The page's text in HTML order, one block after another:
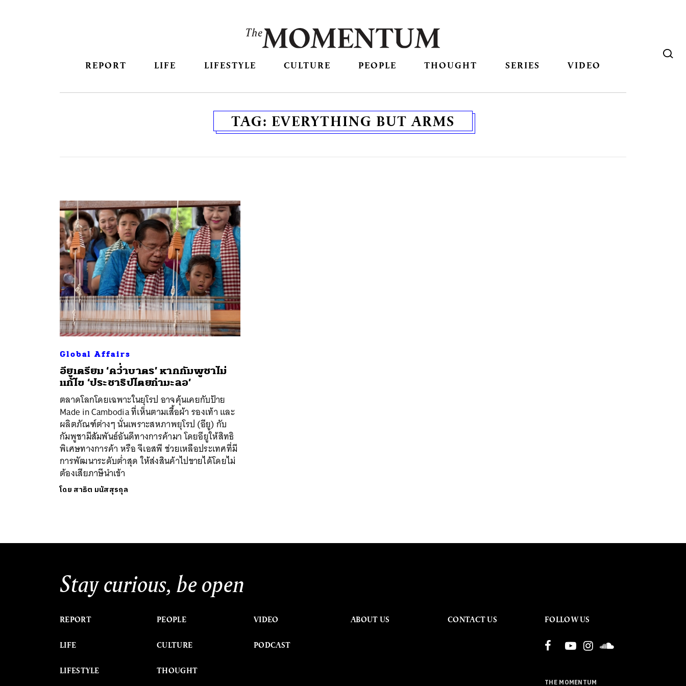
REPORT LIFE LIFESTYLE CULTURE PEOPLE THOUGHT SERIES VIDEO
TAG: EVERYTHING BUT ARMS
Global Affairs
อียูเตรียม ‘คว่ำบาตร’ หากกัมพูชาไม่
แก้ไข ‘ประชาธิปไตยกำมะลอ’
ตลาดโลกโดยเฉพาะในยุโรป อาจคุ้นเคยกับป้าย
Made in Cambodia ที่เห็นตามเสื้อผ้า รองเท้า และ
ผลิตภัณฑ์ต่างๆ นั่นเพราะสหภาพยุโรป (อียู) กับ
กัมพูชามีสัมพันธ์อันดีทางการค้ามา โดยอียูให้สิทธิ
พิเศษทางการค้า หรือ จีเอสพี ช่วยเหลือประเทศที่มี
การพัฒนาระดับต่ำสุด ให้ส่งสินค้าไปขายได้โดยไม่
ต้องเสียภาษีนำเข้า
โดย สาธิต มนัสสุรกุล
Stay curious, be open
REPORT
LIFE
LIFESTYLE
PEOPLE
CULTURE
THOUGHT
VIDEO
PODCAST
ABOUT US CONTACT US FOLLOW US
THE MOMENTUM
ค้นหา